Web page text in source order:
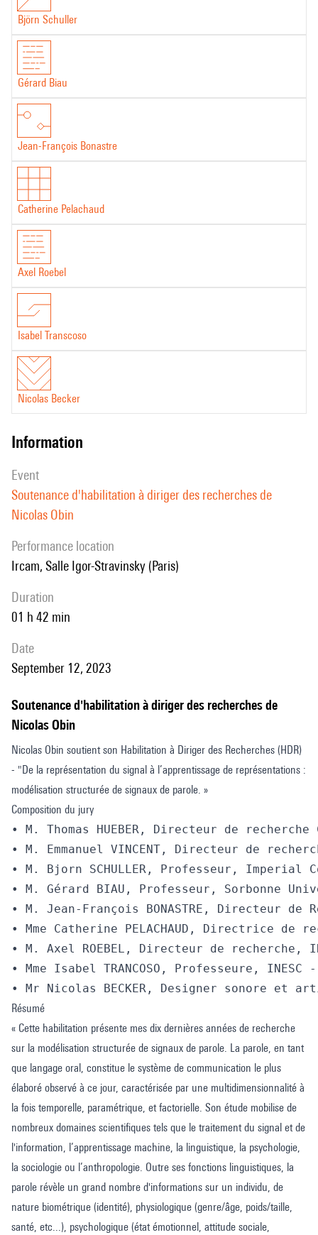
Björn Schuller
Gérard Biau
Jean-François Bonastre
Catherine Pelachaud
Axel Roebel
Isabel Transcoso
Nicolas Becker
information
event
Soutenance d'habilitation à diriger des recherches de
Nicolas Obin
performance location
Ircam, Salle Igor-Stravinsky (Paris)
duration
01 h 42 min
date
September 12, 2023
Soutenance d'habilitation à diriger des recherches de
Nicolas Obin
Nicolas Obin soutient son Habilitation à Diriger des Recherches (HDR)
- "De la représentation du signal à l’apprentissage de représentations :
modélisation structurée de signaux de parole. »
Composition du jury
• M. Thomas HUEBER, Directeur de recherche
• M. Emmanuel VINCENT, Directeur de
• M. Bjorn SCHULLER, Professeur, Imperial
• M. Gérard BIAU, Professeur, Sorbonne
• M. Jean-François BONASTRE, Directeur
• Mme Catherine PELACHAUD, Directrice de
• M. Axel ROEBEL, Directeur de recherche,
• Mme Isabel TRANCOSO, Professeure,
• Mr Nicolas BECKER, Designer sonore et
Résumé
« Cette habilitation présente mes dix dernières années de recherche
sur la modélisation structurée de signaux de parole. La parole, en tant
que langage oral, constitue le système de communication le plus
élaboré observé à ce jour, caractérisée par une multidimensionnalité à
la fois temporelle, paramétrique, et factorielle. Son étude mobilise de
nombreux domaines scientifiques tels que le traitement du signal et de
l'information, l’apprentissage machine, la linguistique, la psychologie,
la sociologie ou l’anthropologie. Outre ses fonctions linguistiques, la
parole révèle un grand nombre d'informations sur un individu, de
nature biométrique (identité), physiologique (genre/âge, poids/taille,
santé, etc...), psychologique (état émotionnel, attitude sociale,